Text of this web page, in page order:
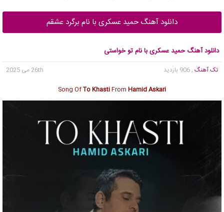
دانلود آهنگ حمید عسکری با نام برگرد عشقم
دانلود آهنگ حمید عسکری با نام تو خواستی
تک آهنگ , 906 بازدید
26th می 2025
Song OfTo KhastiFrom Hamid Askari